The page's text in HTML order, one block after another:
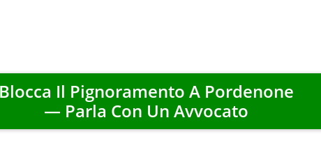
Blocca Il Pignoramento A Pordenone
— Parla Con Un Avvocato